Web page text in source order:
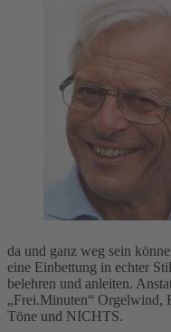
da und ganz weg sein
eine Einbettung in echter
belehren und anleiten.
„Frei.Minuten“ Orgelwind,
Töne und NICHTS.